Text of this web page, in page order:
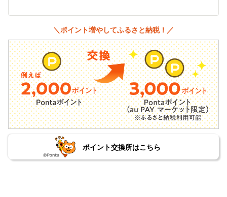
＼ポイント増やしてふるさと納税！／
ポイント交換所はこちら